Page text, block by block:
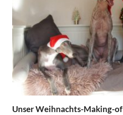
Unser Weihnachts-Making-of